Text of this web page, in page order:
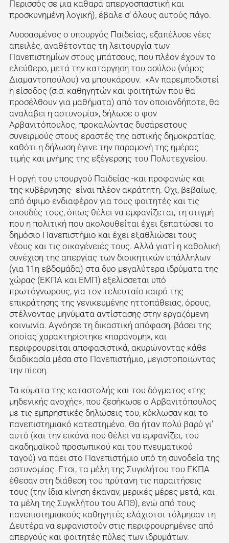
Περισσός σε μια καθαρά απεργοσπαστική και
προσκυνημένη λογική), έβαλε σ’ όλους αυτούς πάγο.
Λυσσασμένος ο υπουργός Παιδείας, εξαπέλυσε νέες
απειλές, αναθέτοντας τη λειτουργία των
Πανεπιστημίων στους μπάτσους, που πλέον έχουν το
ελεύθερο, μετά την κατάργηση του ασύλου (νόμος
Διαμαντοπούλου) να μπουκάρουν. «Αν παρεμποδιστεί
η είσοδος (σ.σ. καθηγητών και φοιτητών που θα
προσέλθουν για μαθήματα) από τον οποιονδήποτε, θα
αναλάβει η αστυνομία», δήλωσε ο φον
Αρβανιτόπουλος, προκαλώντας δυσάρεστους
συνειρμούς στους εραστές της αστικής δημοκρατίας,
καθότι η δήλωση έγινε την παραμονή της ημέρας
τιμής και μνήμης της εξέγερσης του Πολυτεχνείου.
Η οργή του υπουργού Παιδείας -και προφανώς και
της κυβέρνησης- είναι πλέον ακράτητη. Οχι, βεβαίως,
από όψιμο ενδιαφέρον για τους φοιτητές και τις
σπουδές τους, όπως θέλει να εμφανίζεται, τη στιγμή
που η πολιτική που ακολουθείται έχει ξεπατώσει το
δημόσιο Πανεπιστήμιο και έχει εξαθλιώσει τους
νέους και τις οικογένειές τους. Αλλά γιατί η καθολική
συνέχιση της απεργίας των διοικητικών υπάλληλων
(για 11η εβδομάδα) στα δυο μεγαλύτερα ιδρύματα της
χώρας (ΕΚΠΑ και ΕΜΠ) εξελίσσεται υπό
πρωτόγνωρους, για τον τελευταίο καιρό της
επικράτησης της γενικευμένης ηττοπάθειας, όρους,
στέλνοντας μηνύματα αντίστασης στην εργαζόμενη
κοινωνία. Αγνόησε τη δικαστική απόφαση, βάσει της
οποίας χαρακτηρίστηκε «παράνομη», και
περιφρουρείται αποφασιστικά, ακυρώνοντας κάθε
διαδικασία μέσα στο Πανεπιστήμιο, μεγιστοποιώντας
την πίεση.
Τα κύματα της καταστολής και του δόγματος «της
μηδενικής ανοχής», που ξεσήκωσε ο Αρβανιτόπουλος
με τις εμπρηστικές δηλώσεις του, κύκλωσαν και το
πανεπιστημιακό κατεστημένο. Θα ήταν πολύ βαρύ γι’
αυτό (και την εικόνα που θέλει να εμφανίζει, του
ακαδημαϊκού προσωπικού και του πνευματικού
ταγού) να πάει στο Πανεπιστήμιο υπό τη συνοδεία της
αστυνομίας. Ετσι, τα μέλη της Συγκλήτου του ΕΚΠΑ
έθεσαν στη διάθεση του πρύτανη τις παραιτήσεις
τους (την ίδια κίνηση έκαναν, μερικές μέρες μετά, και
τα μέλη της Συγκλήτου του ΑΠΘ), ενώ από τους
πανεπιστημιακούς καθηγητές ελάχιστοι τόλμησαν τη
Δευτέρα να εμφανιστούν στις περιφρουρημένες από
απεργούς και φοιτητές πύλες των ιδρυμάτων.